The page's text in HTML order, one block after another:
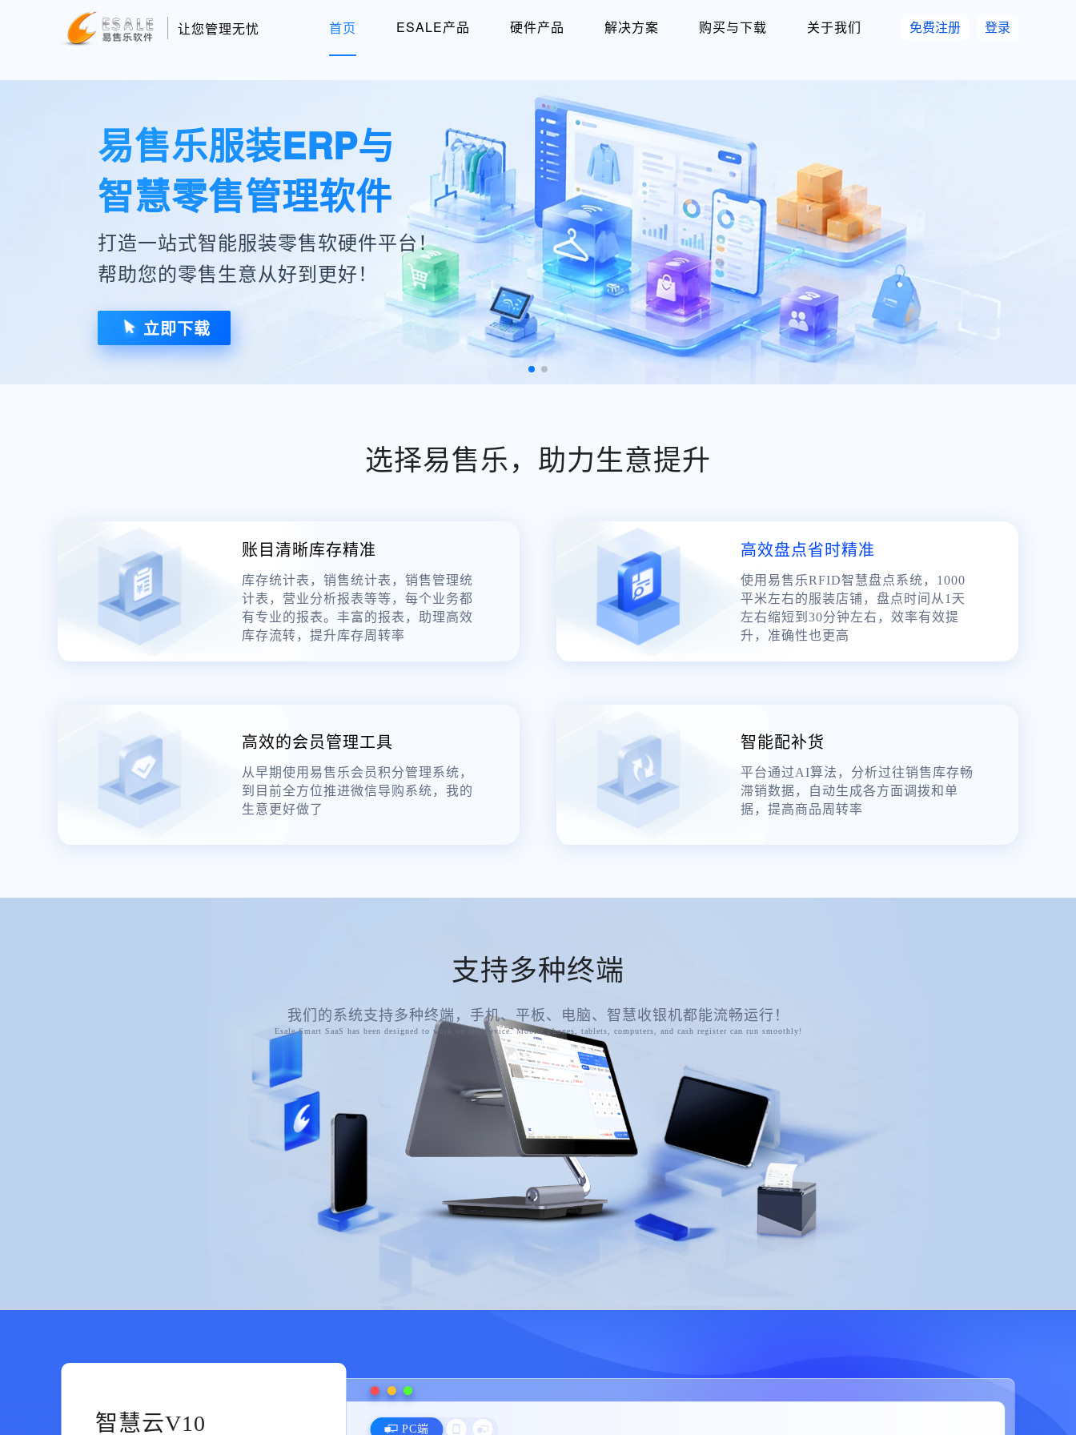
让您管理无忧 首页 ESALE产品 硬件产品 解决方案 购买与下载 关于我们 免费注册 登录
易售乐服装ERP与
智慧零售管理软件
打造一站式智能服装零售软硬件平台！
帮助您的零售生意从好到更好！
立即下载
选择易售乐，助力生意提升
账目清晰库存精准
库存统计表，销售统计表，销售管理统
计表，营业分析报表等等，每个业务都
有专业的报表。丰富的报表，助理高效
库存流转，提升库存周转率
高效盘点省时精准
使用易售乐RFID智慧盘点系统，1000
平米左右的服装店铺，盘点时间从1天
左右缩短到30分钟左右，效率有效提
升，准确性也更高
高效的会员管理工具
从早期使用易售乐会员积分管理系统，
到目前全方位推进微信导购系统，我的
生意更好做了
智能配补货
平台通过AI算法，分析过往销售库存畅
滞销数据，自动生成各方面调拨和单
据，提高商品周转率
支持多种终端
我们的系统支持多种终端，手机、平板、电脑、智慧收银机都能流畅运行！
Esale Smart SaaS has been designed to work on any device. Mobile phones, tablets, computers, and cash register can run smoothly!
智慧云V10 ipad端